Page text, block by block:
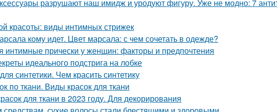
разрушают наш имидж и уродуют фигуру. Уже не модно: 7
красоты: виды интимных стрижек
кому идет. Цвет марсала: с чем сочетать в одежде?
интимные прически у женщин: факторы и предпочтения
идеального подстрига на лобке
синтетики. Чем красить синтетику
по ткани. Виды красок для ткани
для ткани в 2023 году. Для декорирования